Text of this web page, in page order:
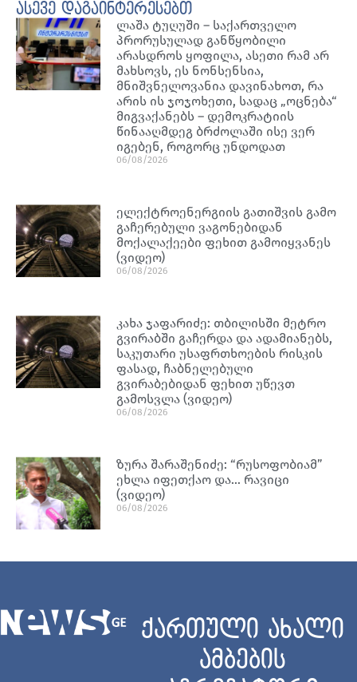
ასევე დაგაინტერესებთ
ლაშა ტუღუში – საქართველო
პრორუსულად განწყობილი
არასდროს ყოფილა, ასეთი რამ არ
მახსოვს, ეს ნონსენსია,
მნიშვნელოვანია დავინახოთ, რა
არის ის ჯოჯოხეთი, სადაც „ოცნება“
მიგვაქანებს – დემოკრატიის
წინააღმდეგ ბრძოლაში ისე ვერ
იგებენ, როგორც უნდოდათ
06/08/2026
ელექტროენერგიის გათიშვის გამო
გაჩერებული ვაგონებიდან
მოქალაქეები ფეხით გამოიყვანეს
(ვიდეო)
06/08/2026
კახა ჯაფარიძე: თბილისში მეტრო
გვირაბში გაჩერდა და ადამიანებს,
საკუთარი უსაფრთხოების რისკის
ფასად, ჩაბნელებული
გვირაბებიდან ფეხით უწევთ
გამოსვლა (ვიდეო)
06/08/2026
ზურა შარაშენიძე: “რუსოფობიამ”
ეხლა იფეთქაო და… რავიცი
(ვიდეო)
06/08/2026
ქართული ახალი
ამბების